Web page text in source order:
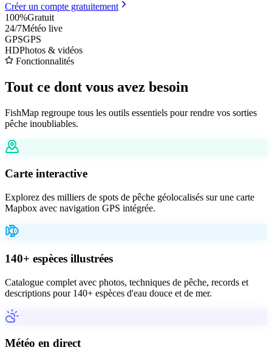
Créer un compte gratuitement
100%Gratuit
24/7Météo live
GPSGPS
HDPhotos & vidéos
Fonctionnalités
Tout ce dont vous avez besoin
FishMap regroupe tous les outils essentiels pour rendre vos sorties
pêche inoubliables.
Carte interactive
Explorez des milliers de spots de pêche géolocalisés sur une carte
Mapbox avec navigation GPS intégrée.
140+ espèces illustrées
Catalogue complet avec photos, techniques de pêche, records et
descriptions pour 140+ espèces d'eau douce et de mer.
Météo en direct